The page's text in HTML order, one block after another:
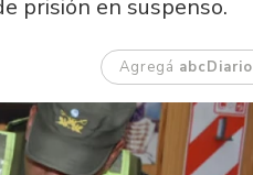
prisión en suspenso.
Agregá abcDiario